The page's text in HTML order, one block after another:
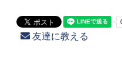
友達に教える